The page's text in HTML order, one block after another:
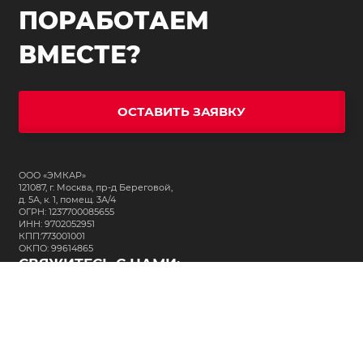
ПОРАБОТАЕМ
ВМЕСТЕ?
ОСТАВИТЬ ЗАЯВКУ
ООО «ЭМКАР»
121087, г. Москва, пр-д Береговой,
д. 5А, к. 1, помещ. 3А/4
ОГРН: 1237700085655
ИНН: 9702052951
КПП:773001001
ОКПО: 99614865
СВЯЖИТЕСЬ С НАМИ: